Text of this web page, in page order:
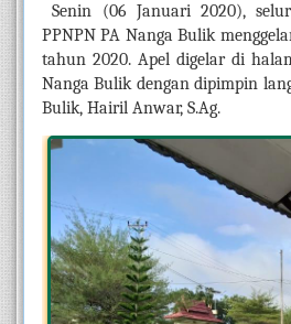
Senin (06 Januari 2020),
PPNPN PA Nanga Bulik
tahun 2020. Apel digelar di
Nanga Bulik dengan dipimpin
Bulik, Hairil Anwar, S.Ag.